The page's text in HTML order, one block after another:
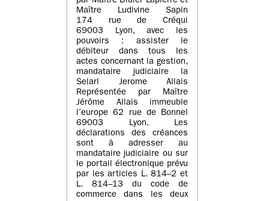
Maître Ludivine Sapin
174 rue de Créqui
69003 Lyon, avec les
pouvoirs : assister le
débiteur dans tous les
actes concernant la gestion,
mandataire judiciaire la
Selarl Jerome Allais
Représentée par Maître
Jérôme Allais immeuble
l’europe 62 rue de Bonnel
69003 Lyon. Les
déclarations des créances
sont à adresser au
mandataire judiciaire ou sur
le portail électronique prévu
par les articles L. 814–2 et
L. 814–13 du code de
commerce dans les deux